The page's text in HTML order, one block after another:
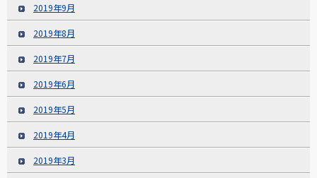
2019年9月
2019年8月
2019年7月
2019年6月
2019年5月
2019年4月
2019年3月